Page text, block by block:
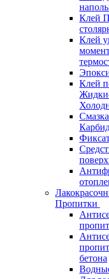
Клей
Клей
Клей
Пропитки
бетона